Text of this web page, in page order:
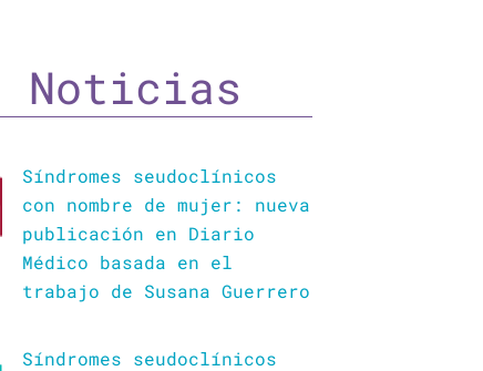
Noticias
Síndromes seudoclínicos
con nombre de mujer: nueva
publicación en Diario
Médico basada en el
trabajo de Susana Guerrero
Síndromes seudoclínicos